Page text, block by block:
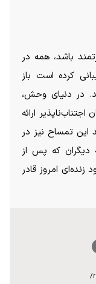
باشد، همه در
کرده است باز
در دنیای وحش،
ارائه
این تمساح نیز در
دیگران که پس از
امروز قادر